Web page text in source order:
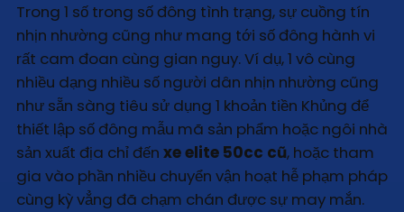
Trong 1 số trong số đông tình trạng, sự cuồng tín
nhịn nhường cũng như mang tới số đông hành vi
rất cam đoan cùng gian nguy. Ví dụ, 1 vô cùng
nhiều dạng nhiều số người dân nhịn nhường cũng
như sẵn sàng tiêu sử dụng 1 khoản tiền Khủng để
thiết lập số đông mẫu mã sản phẩm hoặc ngôi nhà
sản xuất địa chỉ đến xe elite 50cc cũ, hoặc tham
gia vào phần nhiều chuyển vận hoạt hễ phạm pháp
cùng kỳ vẳng đã chạm chán được sự may mắn.